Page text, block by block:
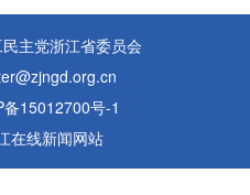
主党浙江省委员会
15012700号-1
在线新闻网站